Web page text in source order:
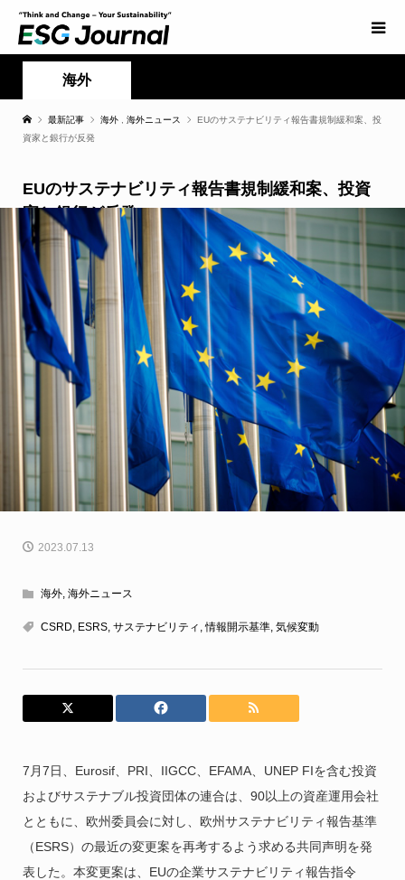
海外
最新記事 海外 海外ニュース
EUのサステナビリティ報告書規制緩和案、投
資家と銀行が反発
EUのサステナビリティ報告書規制緩和案、投資
家と銀行が反発
2023.07.13
海外, 海外ニュース
CSRD, ESRS, サステナビリティ ,情報開示基準, 気候変動
7月7日、Eurosif、PRI、IIGCC、EFAMA、UNEP FIを含む投資
およびサステナブル投資団体の連合は、90以上の資産運用会社
とともに、欧州委員会に対し、欧州サステナビリティ報告基準
（ESRS）の最近の変更案を再考するよう求める共同声明を発
表した。本変更案は、EUの企業サステナビリティ報告指令